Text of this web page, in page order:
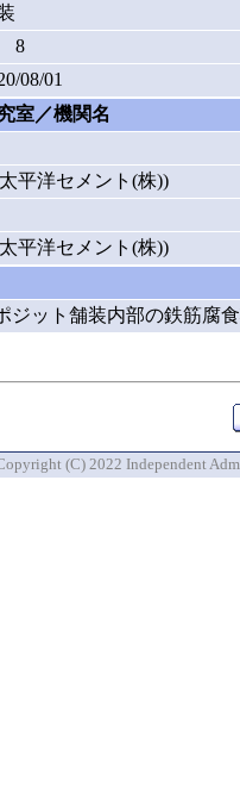
8
08/01
室／機関名
平洋セメント(株))
平洋セメント(株))
ジット舗装内部の鉄筋腐
(C) 2022 Independent